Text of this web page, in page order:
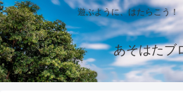
遊ぶように、はたらこう
あそはたブ